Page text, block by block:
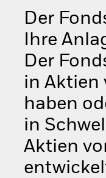
Der
Ihre
Der
in Aktien
haben
in
Aktien